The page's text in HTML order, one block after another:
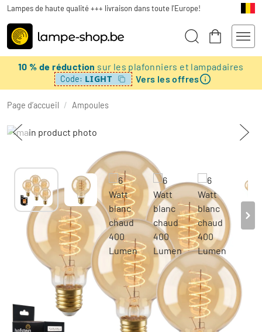
Lampes de haute qualité +++ livraison dans toute l'Europe!
10 % de réduction sur les plafonniers et lampadaires
Code: LIGHT Vers les offres
Page d’accueil / Ampoules
6 Watt blanc chaud 400 Lumen
-56% 31,46 €